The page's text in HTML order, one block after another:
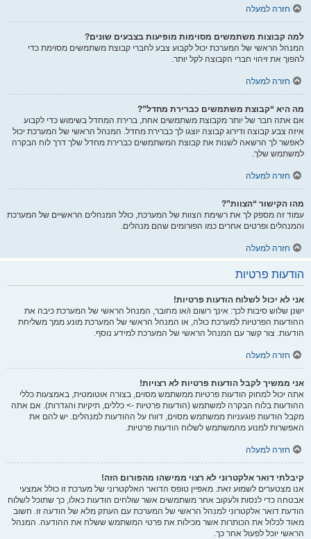
חזרה למעלה
למה קבוצות משתמשים מסוימות מופיעות בצבעים שונים?
המנהל הראשי של המערכת יכול לקבוע צבע לחברי קבוצת משתמשים מסוימת כדי
להפוך את זיהוי חברי הקבוצה לקל יותר.
חזרה למעלה
מה היא “קבוצת משתמשים כברירת מחדל”?
אם אתה חבר של יותר מקבוצת משתמשים אחת, ברירת המחדל בשימוש כדי לקבוע
איזה צבע קבוצה ודירוג קבוצה יוצגו לך כברירת מחדל. המנהל הראשי של המערכת יכול
לאפשר לך הרשאה לשנות את קבוצת המשתמשים כברירת מחדל שלך דרך לוח הבקרה
למשתמש שלך.
חזרה למעלה
מהו הקישור “הצוות”?
עמוד זה מספק לך את רשימת הצוות של המערכת, כולל המנהלים הראשיים של המערכת
והמנהלים ופרטים אחרים כמו הפורומים שהם מנהלים.
חזרה למעלה
הודעות פרטיות
אני לא יכול לשלוח הודעות פרטיות!
ישנן שלוש סיבות לכך: אינך רשום ו/או מחובר, המנהל הראשי של המערכת כיבה את
ההודעות הפרטיות למערכת כולה, או המנהל הראשי של המערכת מונע ממך משליחת
הודעות. צור קשר עם המנהל הראשי של המערכת למידע נוסף.
חזרה למעלה
אני ממשיך לקבל הודעות פרטיות לא רצויות!
אתה יכול למחוק הודעות פרטיות ממשתמש מסוים, בצורה אוטומטית, באמצעות כללי
ההודעות בלוח הבקרה למשתמש (הודעות פרטיות -> כללים, תיקיות והגדרות). אם אתה
מקבל הודעות פוגעניות ממשתמש מסוים, דווח על ההודעות למנהלים. יש להם את
האפשרות למנוע מהמשתמש לשלוח הודעות פרטיות.
חזרה למעלה
קיבלתי דואר אלקטרוני לא רצוי ממישהו מהפורום הזה!
אנו מצטערים לשמוע זאת. מאפיין טופס הדואר האלקטרוני של מערכת זו כולל אמצעי
אבטחה כדי לנסות ולעקוב אחר משתמשים אשר שולחים הודעות כאלו, כך שתוכל לשלוח
הודעת דואר אלקטרוני למנהל הראשי של המערכת עם העתק מלא של הודעה זו. חשוב
מאוד לכלול את הכותרות אשר מכילות את פרטי המשתמש ששלח את ההודעה. המנהל
הראשי יוכל לפעול אחר כך.